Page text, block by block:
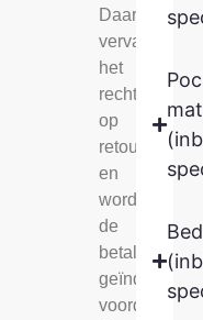
Daarom
vervalt
het
recht
op
retour
en
wordt
de
betaling
geïnd
voordat